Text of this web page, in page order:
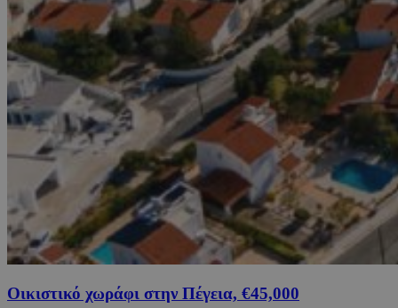
Οικιστικό χωράφι στην Πέγεια, €45,000